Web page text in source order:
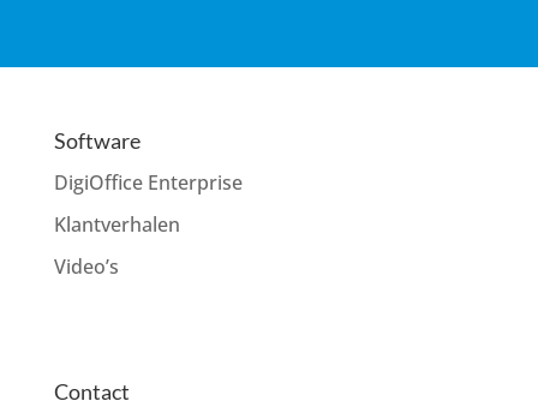
Software
DigiOffice Enterprise
Klantverhalen
Video’s
Contact